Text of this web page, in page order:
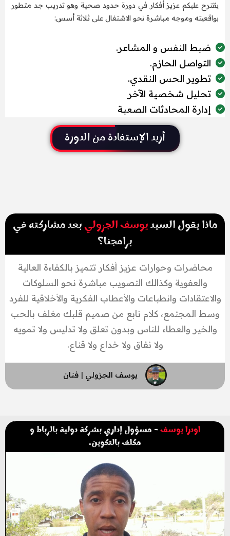
يقترح عليكم عزيز أفكار في دورة حدود صحية وهو تدريب جد متطور
بواقعيته وموجه مباشرة نحو الاشتغال على ثلاثة أسس:
ضبط النفس و المشاعر.
التواصل الحازم.
تطوير الحس النقدي.
تحليل شخصية الآخر
إدارة المحادثات الصعبة
أريد الإستفادة من الدورة
ماذا يقول السيديوسف الجزوليبعد مشاركته في
برامجنا؟
محاضرات وحوارات عزيز أفكار تتميز بالكفاءة العالية
والعفوية وكذالك التصويب مباشرة نحو السلوكات
والاعتقادات وانطباعات والأعطاب الفكرية والأخلاقية للفرد
وسط المجتمع، كلام نابع من صميم قلبك مغلف بالحب
والخير والعطاء للناس وبدون تعلق ولا تدليس ولا تمويه
ولا نفاق ولا خداع ولا قناع.
يوسف الجزولي | فنان
اودرا يوسف- مسؤول إداري بشركة دولية بالرباط و
مكلف بالتكوين.